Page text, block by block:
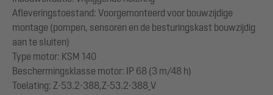
Afleveringstoestand: Voorgemonteerd voor bouwzijdige
montage (pompen, sensoren en de besturingskast bouwzijdig
aan te sluiten)
Type motor: KSM 140
Beschermingsklasse motor: IP 68 (3 m/48 h)
Toelating: Z-53.2-388,Z-53.2-388_V